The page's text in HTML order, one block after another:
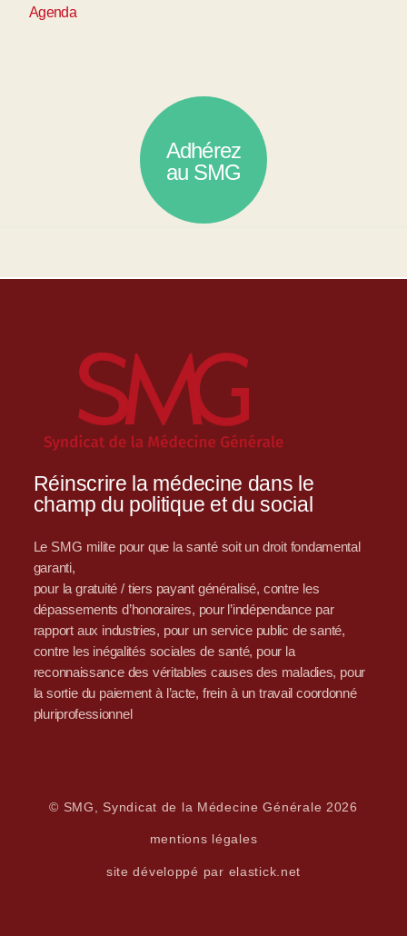
Agenda
Adhérez
au SMG
Réinscrire la médecine dans le
champ du politique et du social
Le SMG milite pour que la santé soit un droit fondamental
garanti,
pour la gratuité / tiers payant généralisé, contre les
dépassements d’honoraires, pour l’indépendance par
rapport aux industries, pour un service public de santé,
contre les inégalités sociales de santé, pour la
reconnaissance des véritables causes des maladies, pour
la sortie du paiement à l’acte, frein à un travail coordonné
pluriprofessionnel
© SMG, Syndicat de la Médecine Générale 2026
mentions légales
site développé par elastick.net